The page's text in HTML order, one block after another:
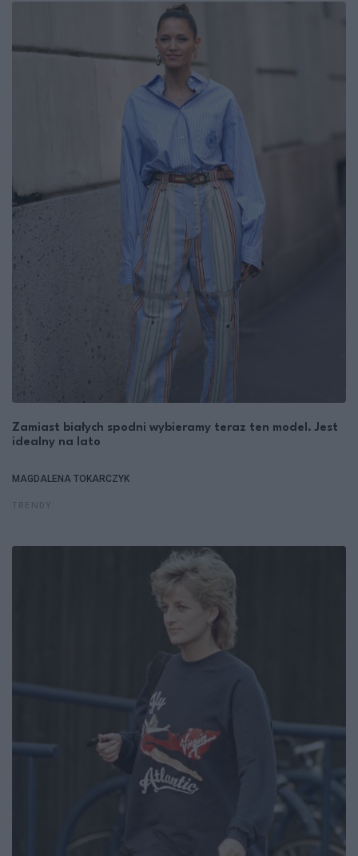
Zamiast białych spodni wybieramy teraz ten model. Jest
idealny na lato
MAGDALENA TOKARCZYK